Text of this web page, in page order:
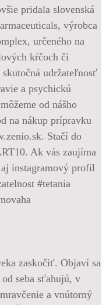
pridala slovenská
výrobca
určeného na
kŕčoch či
udržateľnosť
a psychickú
od nášho
na nákup prípravku
Stačí do
Ak vás zaujíma
instagramový profil
#tetania